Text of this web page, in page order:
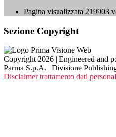
Pagina visualizzata 219903
Sezione Copyright
Copyright 2026 | Engineered and
Parma S.p.A. | Divisione
Disclaimer trattamento dati